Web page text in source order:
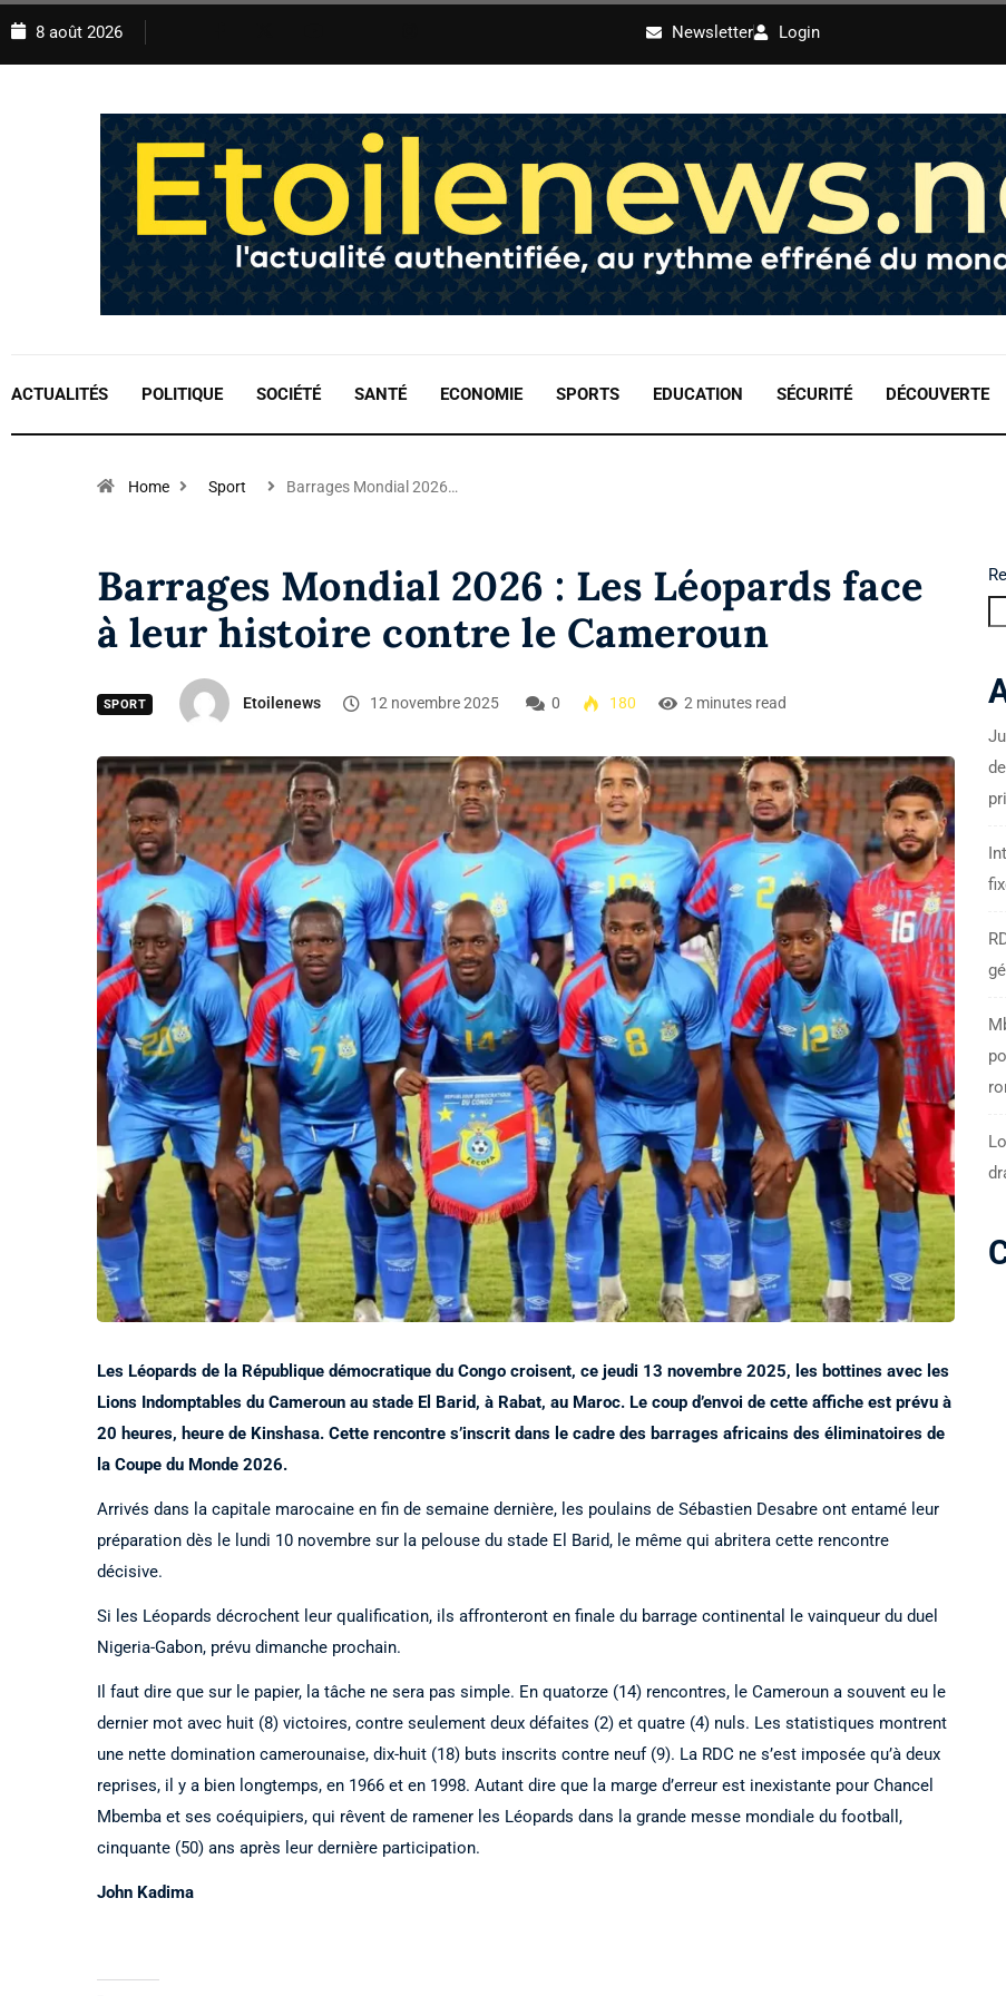
8 août 2026 Newsletter Login
ACTUALITÉS POLITIQUE SOCIÉTÉ SANTÉ ECONOMIE SPORTS EDUCATION SÉCURITÉ DÉCOUVERTE
Home Sport Barrages Mondial 2026…
Barrages Mondial 2026 : Les Léopards face
à leur histoire contre le Cameroun
SPORT Etoilenews 12 novembre 2025 0 180 2 minutes read
Les Léopards de la République démocratique du Congo croisent, ce jeudi 13 novembre 2025, les bottines avec les
Lions Indomptables du Cameroun au stade El Barid, à Rabat, au Maroc. Le coup d’envoi de cette affiche est prévu à
20 heures, heure de Kinshasa. Cette rencontre s’inscrit dans le cadre des barrages africains des éliminatoires de
la Coupe du Monde 2026.
Arrivés dans la capitale marocaine en fin de semaine dernière, les poulains de Sébastien Desabre ont entamé leur
préparation dès le lundi 10 novembre sur la pelouse du stade El Barid, le même qui abritera cette rencontre
décisive.
Si les Léopards décrochent leur qualification, ils affronteront en finale du barrage continental le vainqueur du duel
Nigeria-Gabon, prévu dimanche prochain.
Il faut dire que sur le papier, la tâche ne sera pas simple. En quatorze (14) rencontres, le Cameroun a souvent eu le
dernier mot avec huit (8) victoires, contre seulement deux défaites (2) et quatre (4) nuls. Les statistiques montrent
une nette domination camerounaise, dix-huit (18) buts inscrits contre neuf (9). La RDC ne s’est imposée qu’à deux
reprises, il y a bien longtemps, en 1966 et en 1998. Autant dire que la marge d’erreur est inexistante pour Chancel
Mbemba et ses coéquipiers, qui rêvent de ramener les Léopards dans la grande messe mondiale du football,
cinquante (50) ans après leur dernière participation.
John Kadima